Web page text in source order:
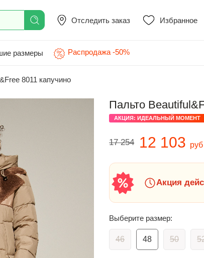
Отследить заказ Избранное
размеры Распродажа -50%
8011 капучино
Пальто
АКЦИЯ: ИДЕАЛЬНЫЙ МОМЕНТ
17 254 12 103 руб
Акция
Выберите размер:
46 48 50